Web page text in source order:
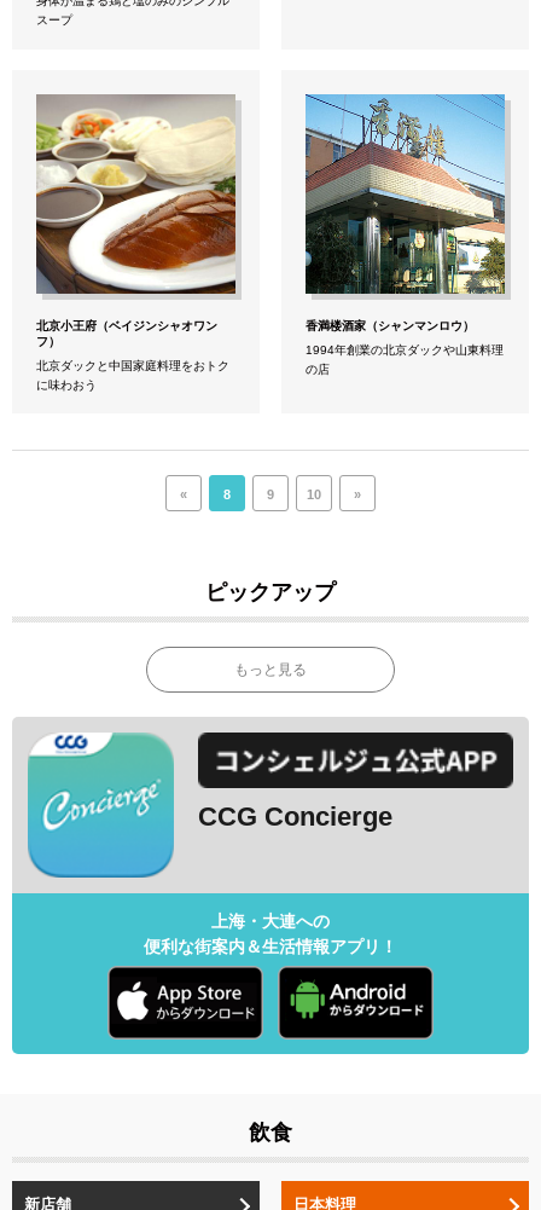
スープ
北京小王府（ベイジンシャオワン
フ）
北京ダックと中国家庭料理をおトク
に味わおう
香満楼酒家（シャンマンロウ）
1994年創業の北京ダックや山東料理
の店
« 8 9 10 »
ピックアップ
もっと見る
CCG Concierge
上海・大連への
便利な街案内＆生活情報アプリ！
飲食
新店舗 日本料理